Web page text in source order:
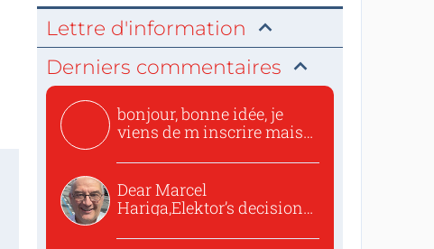
Lettre d'information
Derniers commentaires
bonjour, bonne idée, je
viens de m inscrire mais
Dear Marcel
Hariga,Elektor’s decision